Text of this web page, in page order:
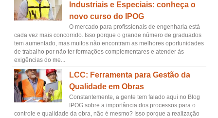
Industriais e Especiais: conheça o
novo curso do IPOG
O mercado para profissionais de engenharia está
cada vez mais concorrido. Isso porque o grande número de graduados
tem aumentado, mas muitos não encontram as melhores oportunidades
de trabalho por não ter formações complementares e atender às
exigências do me...
LCC: Ferramenta para Gestão da
Qualidade em Obras
Constantemente, a gente tem falado aqui no Blog
IPOG sobre a importância dos processos para o
controle e qualidade da obra, não é mesmo? Isso porque a realização